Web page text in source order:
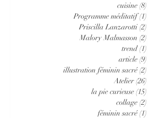
cuisine (8)
Programme méditatif (1)
Priscilla Lanzarotti (2)
Malory Malmasson (2)
trend (1)
article (9)
illustration féminin sacré (2)
Atelier (26)
la pie curieuse (15)
collage (2)
féminin sacré (1)